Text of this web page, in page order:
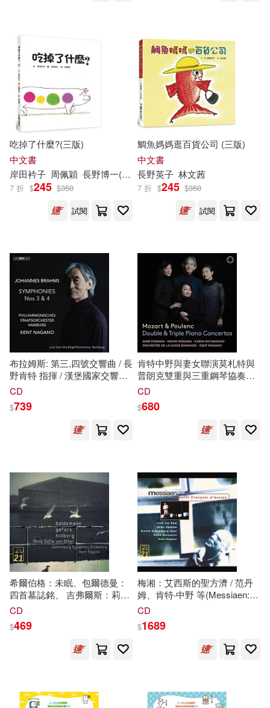
吃掉了什麼?(三版)
中文書
岸田衿子 周佩穎 長野博一(Hirokazu Nagano)
7 折 $245 $350
試閱
鯛魚媽媽逛百貨公司 (三版)
中文書
長野英子 林文茜
7 折 $245 $350
試閱
布拉姆斯: 第三,四號交響曲 / 長
野肯特 指揮 / 漢堡國家交響樂
團 (SACD)(Brahms:
Nagano
CD
$739
肯特中野與妻女聯演莫札特與
普朗克雙重與三重鋼琴協奏曲
(Mozart & Poulenc Double &
Nagano
CD
$680
希爾伯格：未眠、包爾德曼：
四首墓誌銘、 吉弗爾斯：莉蒂
亞之歌(Boldemann, Gefors,
/ Kent
CD
$469
梅湘：艾西斯的聖方濟 / 范丹
姆、肯特‧中野 等(Messiaen:
Saint Francois d’Assise / José
Arnold Schoenberg Chor, Hallé
Nagano)
CD
$1689